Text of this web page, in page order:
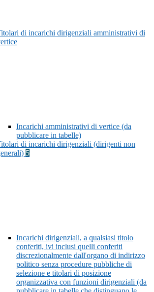
di incarichi dirigenziali amministrativi di
Incarichi amministrativi di vertice (da
pubblicare in tabelle)
di incarichi dirigenziali (dirigenti non
5
Incarichi dirigenziali, a qualsiasi titolo
conferiti, ivi inclusi quelli conferiti
discrezionalmente dall'organo di indirizzo
politico senza procedure pubbliche di
selezione e titolari di posizione
organizzativa con funzioni dirigenziali (da